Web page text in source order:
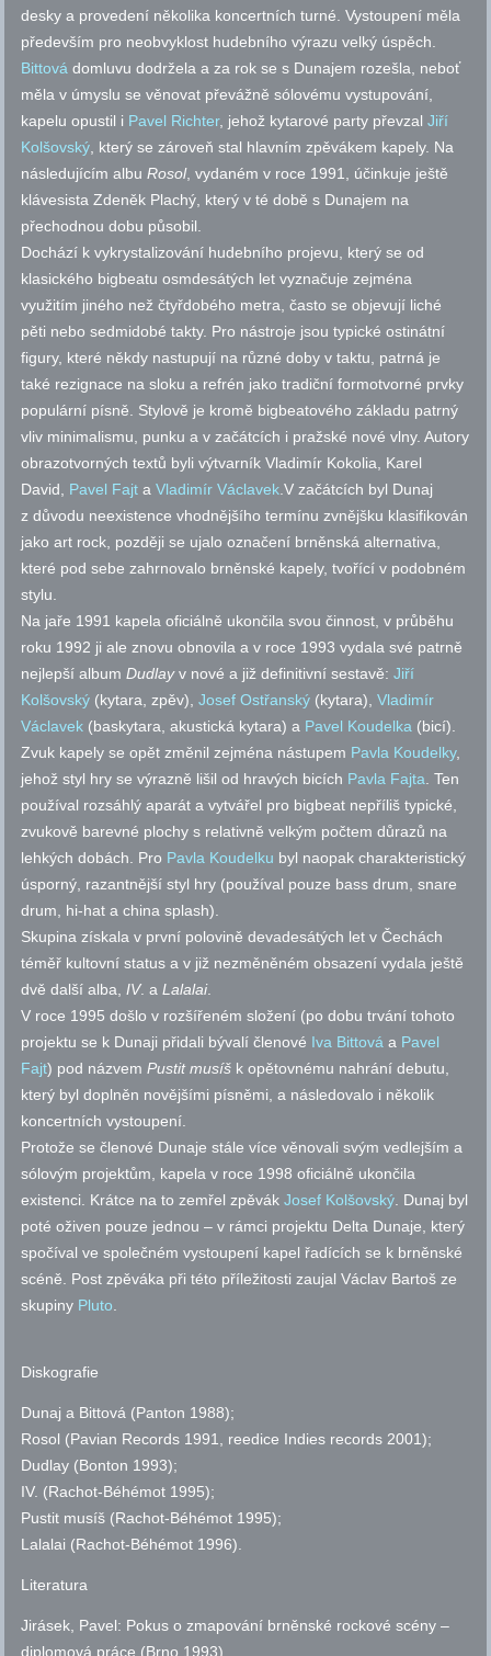
desky a provedení několika koncertních turné. Vystoupení měla
především pro neobvyklost hudebního výrazu velký úspěch.
Bittová domluvu dodržela a za rok se s Dunajem rozešla, neboť
měla v úmyslu se věnovat převážně sólovému vystupování,
kapelu opustil i Pavel Richter, jehož kytarové party převzalJiří
Kolšovský, který se zároveň stal hlavním zpěvákem kapely. Na
následujícím albuRosol, vydaném v roce 1991, účinkuje ještě
klávesista Zdeněk Plachý, který v té době s Dunajem na
přechodnou dobu působil.
Dochází k vykrystalizování hudebního projevu, který se od
klasického bigbeatu osmdesátých let vyznačuje zejména
využitím jiného než čtyřdobého metra, často se objevují liché
pěti nebo sedmidobé takty. Pro nástroje jsou typické ostinátní
figury, které někdy nastupují na různé doby v taktu, patrná je
také rezignace na sloku a refrén jako tradiční formotvorné prvky
populární písně. Stylově je kromě bigbeatového základu patrný
vliv minimalismu, punku a v začátcích i pražské nové vlny. Autory
obrazotvorných textů byli výtvarník Vladimír Kokolia, Karel
David, Pavel Fajt aVladimír Václavek.V začátcích byl Dunaj
z důvodu neexistence vhodnějšího termínu zvnějšku klasifikován
jako art rock, později se ujalo označení brněnská alternativa,
které pod sebe zahrnovalo brněnské kapely, tvořící v podobném
stylu.
Na jaře 1991 kapela oficiálně ukončila svou činnost, v průběhu
roku 1992 ji ale znovu obnovila a v roce 1993 vydala své patrně
nejlepší albumDudlayv nové a již definitivní sestavě:Jiří
Kolšovský (kytara, zpěv),Josef Ostřanský (kytara),Vladimír
Václavek (baskytara, akustická kytara) a Pavel Koudelka (bicí).
Zvuk kapely se opět změnil zejména nástupem Pavla Koudelky,
jehož styl hry se výrazně lišil od hravých bicích Pavla Fajta. Ten
používal rozsáhlý aparát a vytvářel pro bigbeat nepříliš typické,
zvukově barevné plochy s relativně velkým počtem důrazů na
lehkých dobách. Pro Pavla Koudelku byl naopak charakteristický
úsporný, razantnější styl hry (používal pouze bass drum, snare
drum, hi-hat a china splash).
Skupina získala v první polovině devadesátých let v Čechách
téměř kultovní status a v již nezměněném obsazení vydala ještě
dvě další alba,IV. aLalalai.
V roce 1995 došlo v rozšířeném složení (po dobu trvání tohoto
projektu se k Dunaji přidali bývalí členové Iva Bittová a Pavel
Fajt) pod názvemPustit musíš k opětovnému nahrání debutu,
který byl doplněn novějšími písněmi, a následovalo i několik
koncertních vystoupení.
Protože se členové Dunaje stále více věnovali svým vedlejším a
sólovým projektům, kapela v roce 1998 oficiálně ukončila
existenci. Krátce na to zemřel zpěvákJosef Kolšovský. Dunaj byl
poté oživen pouze jednou – v rámci projektu Delta Dunaje, který
spočíval ve společném vystoupení kapel řadících se k brněnské
scéně. Post zpěváka při této příležitosti zaujal Václav Bartoš ze
skupiny Pluto.
Diskografie
Dunaj a Bittová (Panton 1988);
Rosol (Pavian Records 1991, reedice Indies records 2001);
Dudlay (Bonton 1993);
IV. (Rachot-Béhémot 1995);
Pustit musíš (Rachot-Béhémot 1995);
Lalalai (Rachot-Béhémot 1996).
Literatura
Jirásek, Pavel: Pokus o zmapování brněnské rockové scény –
diplomová práce (Brno 1993).